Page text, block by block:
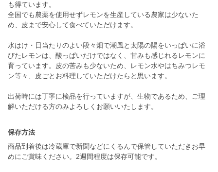
も得ています。
全国でも農薬を使用せずレモンを生産している農家は少ないた
め、皮まで安心して食べていただけます。
水はけ・日当たりのよい段々畑で潮風と太陽の陽をいっぱいに浴
びたレモンは、酸っぱいだけではなく、甘みも感じれるレモンに
育っています。皮の苦みも少ないため、レモン水やはちみつレモ
ン等々、皮ごとお料理していただけたらと思います。
出荷時には丁寧に検品を行っていますが、生物であるため、ご理
解いただける方のみよろしくお願いいたします。
保存方法
商品到着後は冷蔵庫で新聞などにくるんで保管していただきお早